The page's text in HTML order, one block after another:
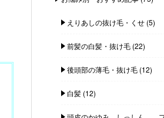
えりあしの抜け毛・くせ(5)
前髪の白髪・抜け毛(22)
後頭部の薄毛・抜け毛(12)
白髪(12)